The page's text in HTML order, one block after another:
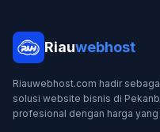
Riauwebhost
Riauwebhost.com hadir
solusi website bisnis di
profesional dengan harga